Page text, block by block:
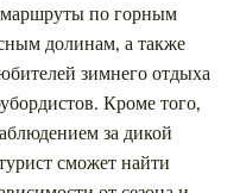
по горным
долинам, а также
зимнего отдыха
Кроме того,
за дикой
сможет найти